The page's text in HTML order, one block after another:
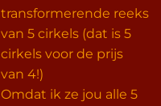
transformerende reeks
van 5 cirkels (dat is 5
cirkels voor de prijs
van 4!)
Omdat ik ze jou alle 5